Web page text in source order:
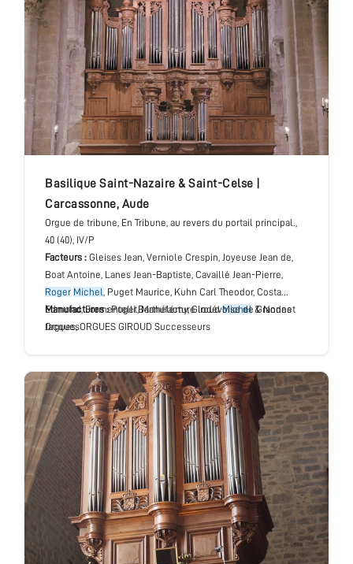
basilique Saint-Nazaire & Saint-Celse
Carcassonne, Aude
Orgue de tribune, En Tribune, au revers du portail principal.,
40 (40), IV/P
Facteurs : Gleises Jean, Verniole Crespin, Joyeuse Jean de,
Boat Antoine, Lanes Jean-Baptiste, Cavaillé Jean-Pierre,
Roger Michel , Puget Maurice, Kuhn Carl Theodor, Costa
Edmond, Formentelli Barthélémy, GiroudMichel& Nonnet
Jacques
Manufactures : Puget, Manufacture lodévoise de Grandes
Orgues, ORGUES GIROUD Successeurs